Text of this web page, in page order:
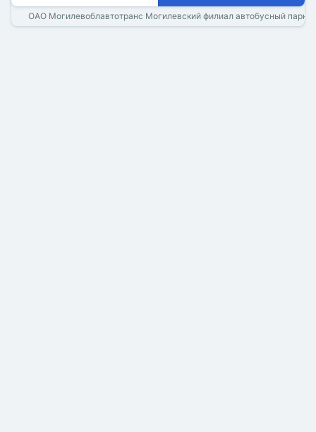
ОАО Могилевоблавтотранс Могилевский филиал автобусный парк